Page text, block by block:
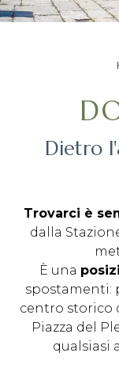
mangiare fino alle
24:00
richiesta
Dietro
Trovarci è
dalla
È una
spostamenti:
centro storico
Piazza del
qualsiasi